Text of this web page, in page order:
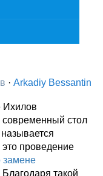
· Arkadiy Bessantin
Ихилов
современный стол
это проведение
замене
Благодаря такой